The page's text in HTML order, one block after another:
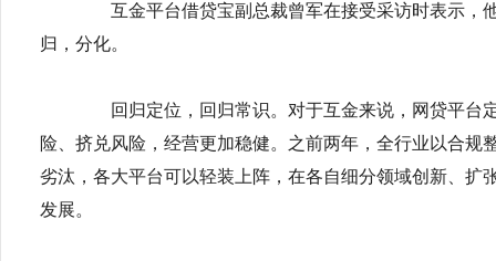
互金平台借贷宝副总裁曾军在接受采访时表示，
归，分化。
回归定位，回归常识。对于互金来说，网贷平台
险、挤兑风险，经营更加稳健。之前两年，全行业以合规
劣汰，各大平台可以轻装上阵，在各自细分领域创新、扩
发展。